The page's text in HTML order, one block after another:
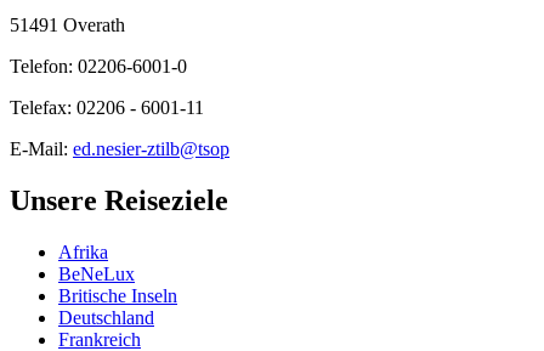
51491 Overath
Telefon: 02206-6001-0
Telefax: 02206 - 6001-11
E-Mail: ed.nesier-ztilb@tsop
Unsere Reiseziele
Afrika
BeNeLux
Britische Inseln
Deutschland
Frankreich